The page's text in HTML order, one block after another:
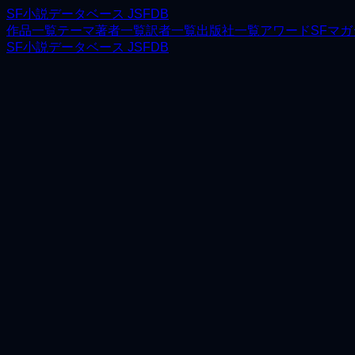
SF小説データベース JSFDB
作品一覧テーマ著者一覧訳者一覧出版社一覧アワードSFマガ
SF小説データベース JSFDB